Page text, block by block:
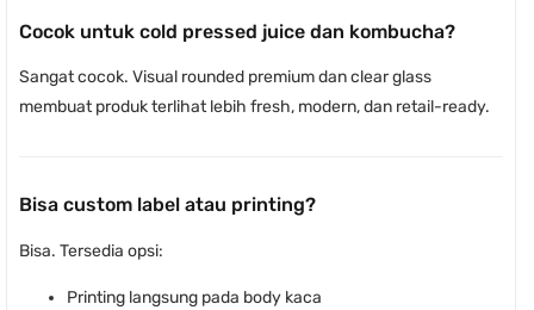
Cocok untuk cold pressed juice dan kombucha?
Sangat cocok. Visual rounded premium dan clear glass
membuat produk terlihat lebih fresh, modern, dan retail-ready.
Bisa custom label atau printing?
Bisa. Tersedia opsi:
Printing langsung pada body kaca